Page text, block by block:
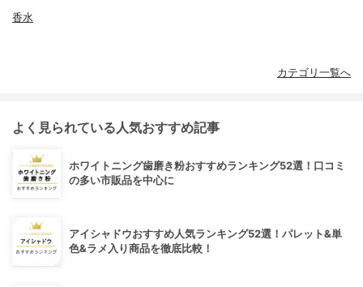
香水
カテゴリ一覧へ
よく見られている人気おすすめ記事
ホワイトニング歯磨き粉おすすめランキング52選！口コミ
の多い市販品を中心に
アイシャドウおすすめ人気ランキング52選！パレット&単
色&ラメ入り商品を徹底比較！